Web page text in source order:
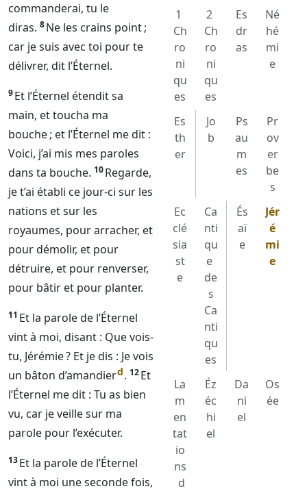
commanderai, tu le
diras. 8Ne les crains point ;
car je suis avec toi pour te
délivrer, dit l’Éternel.
9Et l’Éternel étendit sa
main, et toucha ma
bouche ; et l’Éternel me dit :
Voici, j’ai mis mes paroles
dans ta bouche. 10Regarde,
je t’ai établi ce jour-ci sur les
nations et sur les
royaumes, pour arracher, et
pour démolir, et pour
détruire, et pour renverser,
pour bâtir et pour planter.
11 Et la parole de l’Éternel
vint à moi, disant : Que vois-
tu, Jérémie ? Et je dis : Je vois
un bâton d’amandierd. 12Et
l’Éternel me dit : Tu as bien
vu, car je veille sur ma
parole pour l’exécuter.
13Et la parole de l’Éternel
vint à moi une seconde fois,
1
Ch
ro
ni
qu
es
2
Ch
ro
ni
qu
es
Es
dr
as
Né
hé
mi
e
Es
th
er
Jo
b
Ps
au
m
es
Pr
ov
er
be
s
Ec
clé
sia
st
e
Ca
nti
qu
e
de
s
Ca
nti
qu
es
És
aï
e
Jér
é
mi
e
La
m
en
tat
io
ns
d
Éz
éc
hi
el
Da
ni
el
Os
ée